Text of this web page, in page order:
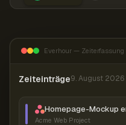
Everhour — Zeiterfassung
Zeiteinträge9. August 2026
Homepage-Mockup
Acme Web Project